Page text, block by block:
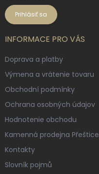
Prihlásiť sa
INFORMACE PRO VÁS
Doprava a platby
Výmena a vrátenie tovaru
Obchodní podmínky
Ochrana osobných údajov
Hodnotenie obchodu
Kamenná prodejna Přeštice
Kontakty
Slovník pojmů